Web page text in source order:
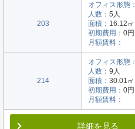
203
オフィス形態：
人数： 5人
面積： 16.12㎡
初期費用： 0円
月額賃料：
214
オフィス形態：
人数： 9人
面積： 30.01㎡
初期費用： 0円
月額賃料：
詳細を見る